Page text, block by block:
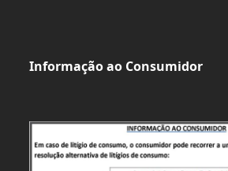
Informação ao Consumidor